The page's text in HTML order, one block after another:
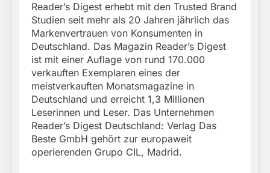
Reader’s Digest erhebt mit den Trusted Brand
Studien seit mehr als 20 Jahren jährlich das
Markenvertrauen von Konsumenten in
Deutschland. Das Magazin Reader’s Digest
ist mit einer Auflage von rund 170.000
verkauften Exemplaren eines der
meistverkauften Monatsmagazine in
Deutschland und erreicht 1,3 Millionen
Leserinnen und Leser. Das Unternehmen
Reader’s Digest Deutschland: Verlag Das
Beste GmbH gehört zur europaweit
operierenden Grupo CIL, Madrid.